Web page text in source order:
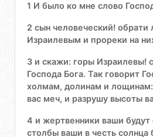
1 И было ко мне слово
2 сын человеческий! обрати
Израилевым и прореки на
3 и скажи: горы Израилевы!
Господа Бога. Так говорит
холмам, долинам и лощинам:
вас меч, и разрушу высоты
4 и жертвенники ваши
столбы ваши в честь солнца